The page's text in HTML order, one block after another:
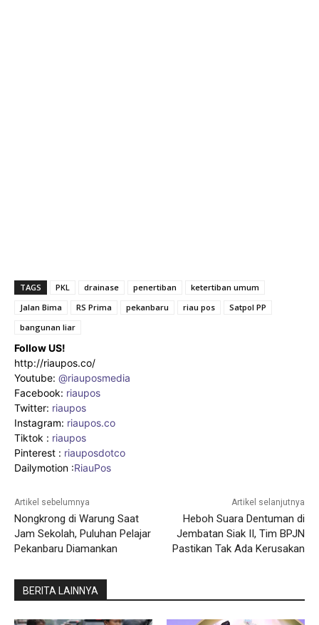
TAGS PKL drainase penertiban
ketertiban umum
Jalan Bima
RS Prima pekanbaru riau pos
Satpol PP
bangunan liar
Follow US!
http://riaupos.co/
Youtube: @riauposmedia
Facebook: riaupos
Twitter: riaupos
Instagram: riaupos.co
Tiktok : riaupos
Pinterest : riauposdotco
Dailymotion :RiauPos
Artikel sebelumnya
Nongkrong di Warung Saat
Jam Sekolah, Puluhan Pelajar
Pekanbaru Diamankan
Artikel selanjutnya
Heboh Suara Dentuman di
Jembatan Siak II, Tim BPJN
Pastikan Tak Ada Kerusakan
BERITA LAINNYA